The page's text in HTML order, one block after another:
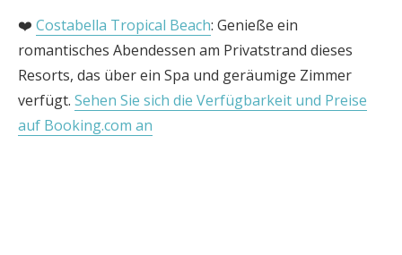
❤️ Costabella Tropical Beach: Genieße ein
romantisches Abendessen am Privatstrand dieses
Resorts, das über ein Spa und geräumige Zimmer
verfügt. Sehen Sie sich die Verfügbarkeit und Preise
auf Booking.com an